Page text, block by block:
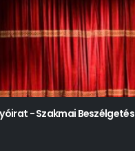
- Szakmai Beszélgetés